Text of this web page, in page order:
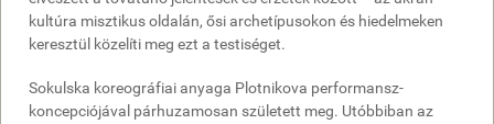
kultúra misztikus oldalán, ősi archetípusokon és hiedelmeken
keresztül közelíti meg ezt a testiséget.
Sokulska koreográfiai anyaga Plotnikova performansz-
koncepciójával párhuzamosan született meg. Utóbbiban az